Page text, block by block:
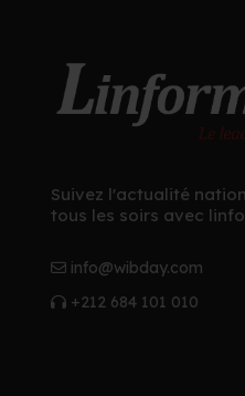
Suivez l'actualité
tous les soirs avec
info@wibday.com
+212 684 101 010